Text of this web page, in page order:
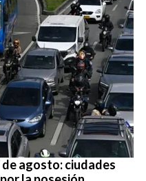
de agosto: ciudades